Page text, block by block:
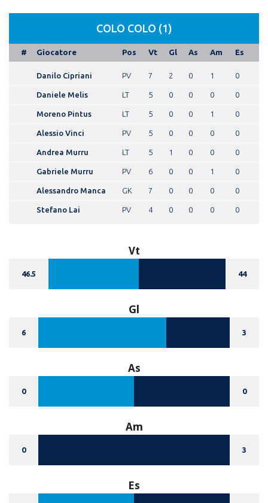
COLO COLO (1)
# Giocatore Pos Vt Gl As Am Es
Danilo Cipriani PV 7 2 0 1 0
Daniele Melis LT 5 0 0 0 0
Moreno Pintus LT 5 0 0 1 0
Alessio Vinci PV 5 0 0 0 0
Andrea Murru LT 5 1 0 0 0
Gabriele Murru PV 6 0 0 1 0
Alessandro Manca GK 7 0 0 0 0
Stefano Lai PV 4 0 0 0 0
Vt
46.5 44
Gl
6 3
As
0 0
Am
0 3
Es